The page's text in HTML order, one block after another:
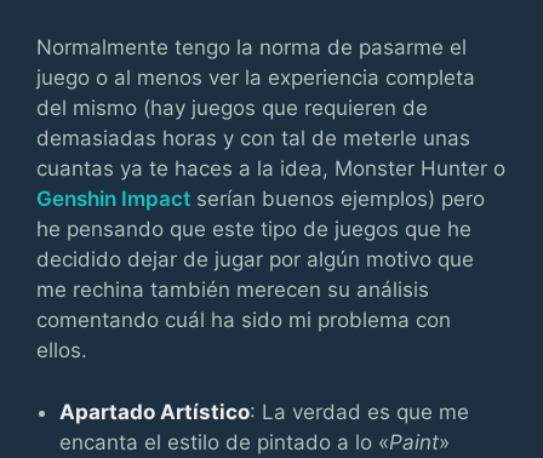
Normalmente tengo la norma de pasarme el
juego o al menos ver la experiencia completa
del mismo (hay juegos que requieren de
demasiadas horas y con tal de meterle unas
cuantas ya te haces a la idea, Monster Hunter o
Genshin Impact serían buenos ejemplos) pero
he pensando que este tipo de juegos que he
decidido dejar de jugar por algún motivo que
me rechina también merecen su análisis
comentando cuál ha sido mi problema con
ellos.
Apartado Artístico: La verdad es que me
encanta el estilo de pintado a lo «Paint»